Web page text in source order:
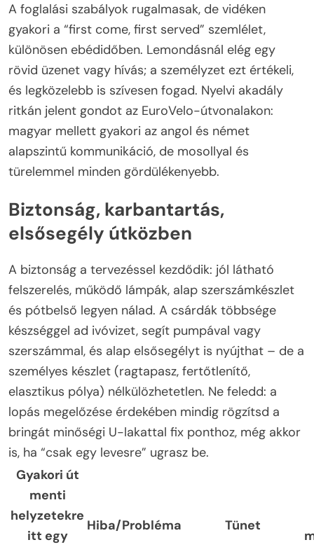
A foglalási szabályok rugalmasak, de vidéken
gyakori a “first come, first served” szemlélet,
különösen ebédidőben. Lemondásnál elég egy
rövid üzenet vagy hívás; a személyzet ezt értékeli,
és legközelebb is szívesen fogad. Nyelvi akadály
ritkán jelent gondot az EuroVelo-útvonalakon:
magyar mellett gyakori az angol és német
alapszintű kommunikáció, de mosollyal és
türelemmel minden gördülékenyebb.
Biztonság, karbantartás,
elsősegély útközben
A biztonság a tervezéssel kezdődik: jól látható
felszerelés, működő lámpák, alap szerszámkészlet
és pótbelső legyen nálad. A csárdák többsége
készséggel ad ivóvizet, segít pumpával vagy
szerszámmal, és alap elsősegélyt is nyújthat – de a
személyes készlet (ragtapasz, fertőtlenítő,
elasztikus pólya) nélkülözhetetlen. Ne feledd: a
lopás megelőzése érdekében mindig rögzítsd a
bringát minőségi U-lakattal fix ponthoz, még akkor
is, ha “csak egy levesre” ugrasz be.
Gyakori út
menti
helyzetekre
itt egy
Hiba/Probléma Tünet